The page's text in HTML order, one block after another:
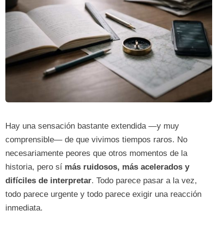
Hay una sensación bastante extendida —y muy
comprensible— de que vivimos tiempos raros. No
necesariamente peores que otros momentos de la
historia, pero sí más ruidosos, más acelerados y
difíciles de interpretar. Todo parece pasar a la vez,
todo parece urgente y todo parece exigir una reacción
inmediata.